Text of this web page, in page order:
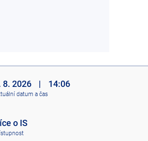
8. 2026 | 14:06
datum a čas
o IS